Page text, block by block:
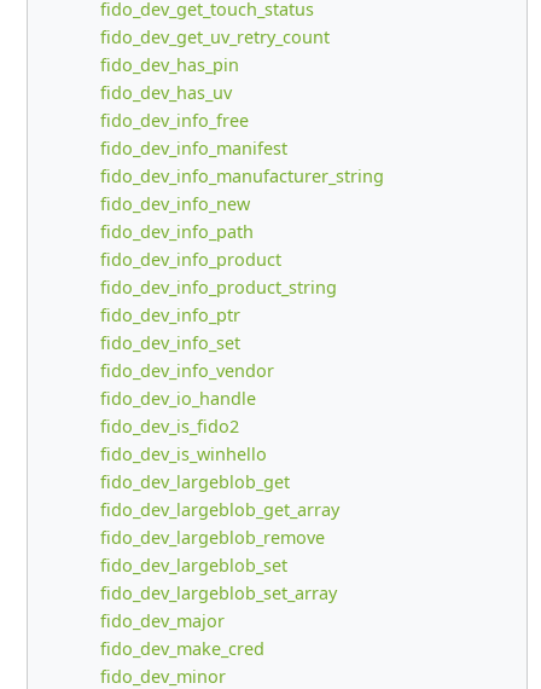
fido_dev_get_touch_status
fido_dev_get_uv_retry_count
fido_dev_has_pin
fido_dev_has_uv
fido_dev_info_free
fido_dev_info_manifest
fido_dev_info_manufacturer_string
fido_dev_info_new
fido_dev_info_path
fido_dev_info_product
fido_dev_info_product_string
fido_dev_info_ptr
fido_dev_info_set
fido_dev_info_vendor
fido_dev_io_handle
fido_dev_is_fido2
fido_dev_is_winhello
fido_dev_largeblob_get
fido_dev_largeblob_get_array
fido_dev_largeblob_remove
fido_dev_largeblob_set
fido_dev_largeblob_set_array
fido_dev_major
fido_dev_make_cred
fido_dev_minor